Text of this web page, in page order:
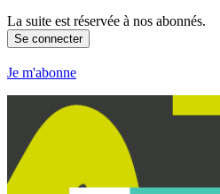
La suite est réservée à nos abonnés.
Se connecter
Je m'abonne